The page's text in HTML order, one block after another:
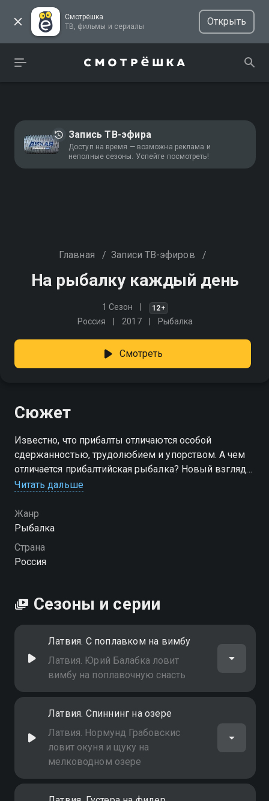
Смотрёшка
ТВ, фильмы и сериалы
Открыть
Запись ТВ-эфира
Доступ на время — возможна реклама и
неполные сезоны. Успейте посмотреть!
Главная / Записи ТВ-эфиров /
На рыбалку каждый день
1 Сезон 12+
Россия 2017 Рыбалка
Смотреть
Сюжет
Известно, что прибалты отличаются особой
сдержанностью, трудолюбием и упорством. А чем
отличается прибалтийская рыбалка? Новый взгляд
на популярное увлечение от латвийских
Читать дальше
Жанр
Рыбалка
Страна
Россия
Сезоны и серии
Латвия. С поплавком на вимбу
Латвия. Юрий Балабка ловит
вимбу на поплавочную снасть
Латвия. Спиннинг на озере
Латвия. Нормунд Грабовскис
ловит окуня и щуку на
мелководном озере